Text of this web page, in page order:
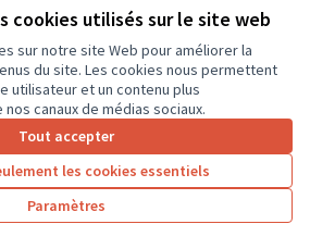
cookies utilisés sur le site web
sur notre site Web pour améliorer la
du site. Les cookies nous permettent
utilisateur et un contenu plus
canaux de médias sociaux.
Tout accepter
les cookies essentiels
Paramètres
de la classe de
Soumis au
vote
0 0